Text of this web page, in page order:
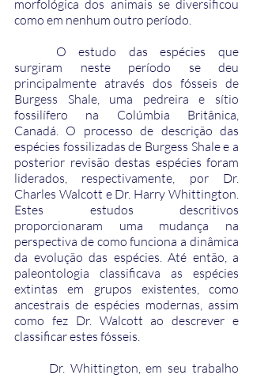
morfológica dos animais se diversificou
como em nenhum outro período.
surgiram neste período se deu
principalmente através dos fósseis de
Burgess Shale, uma pedreira e sítio
fossilífero na Colúmbia Britânica,
Canadá. O processo de descrição das
espécies fossilizadas de Burgess Shale e a
posterior revisão destas espécies foram
liderados, respectivamente, por Dr.
Charles Walcott e Dr. Harry Whittington.
Estes estudos descritivos
proporcionaram uma mudança na
perspectiva de como funciona a dinâmica
da evolução das espécies. Até então, a
paleontologia classificava as espécies
extintas em grupos existentes, como
ancestrais de espécies modernas, assim
como fez Dr. Walcott ao descrever e
classificar estes fósseis.